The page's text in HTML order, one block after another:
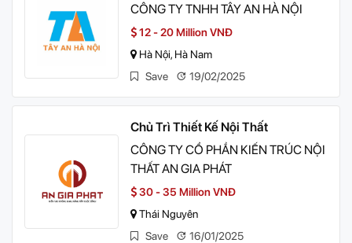
CÔNG TY TNHH TÂY AN HÀ NỘI
12 - 20 Million VNĐ
Hà Nội, Hà Nam
Save
19/02/2025
Chủ Trì Thiết Kế Nội Thất
CÔNG TY CỔ PHẦN KIẾN TRÚC NỘI
THẤT AN GIA PHÁT
30 - 35 Million VNĐ
Thái Nguyên
Save
16/01/2025